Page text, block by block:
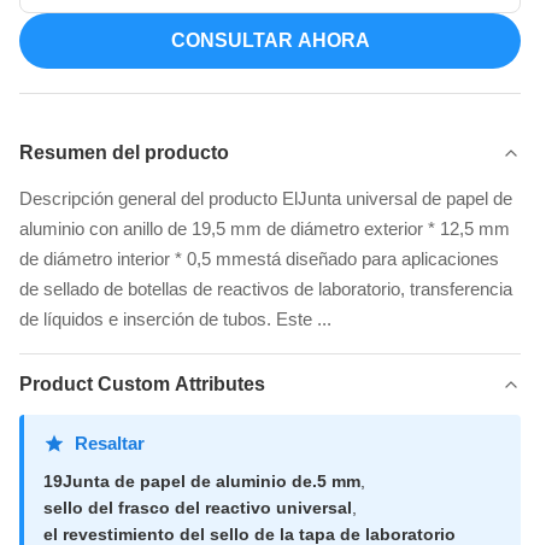
CONSULTAR AHORA
Resumen del producto
Descripción general del producto ElJunta universal de papel de
aluminio con anillo de 19,5 mm de diámetro exterior * 12,5 mm
de diámetro interior * 0,5 mmestá diseñado para aplicaciones
de sellado de botellas de reactivos de laboratorio, transferencia
de líquidos e inserción de tubos. Este ...
Product Custom Attributes
Resaltar
19Junta de papel de aluminio de.5 mm
sello del frasco del reactivo universal
el revestimiento del sello de la tapa de laboratorio